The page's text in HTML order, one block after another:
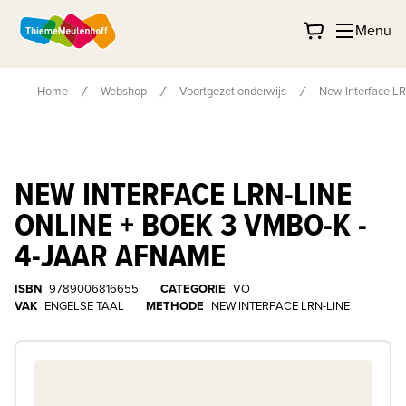
Menu
Home Webshop Voortgezet onderwijs New Interface
NEW INTERFACE LRN-LINE
ONLINE + BOEK 3 VMBO-K -
4-JAAR AFNAME
ISBN 9789006816655 CATEGORIE VO
VAK ENGELSE TAAL METHODE NEW INTERFACE LRN-LINE